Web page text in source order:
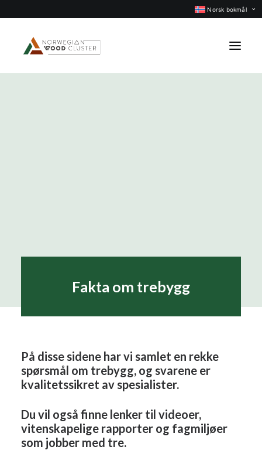
Norsk bokmål
Fakta om trebygg
På disse sidene har vi samlet en rekke
spørsmål om trebygg, og svarene er
kvalitetssikret av spesialister.
Du vil også finne lenker til videoer,
vitenskapelige rapporter og fagmiljøer
som jobber med tre.